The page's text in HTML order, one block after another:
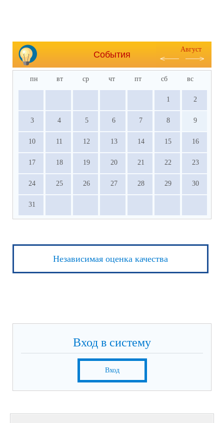
События
Август
пн вт ср чт пт сб вс
1 2
3 4 5 6 7 8 9
10 11 12 13 14 15 16
17 18 19 20 21 22 23
24 25 26 27 28 29 30
31
Независимая оценка качества
Вход в систему
Вход